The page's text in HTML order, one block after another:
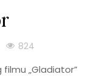
824
„Gladiator”